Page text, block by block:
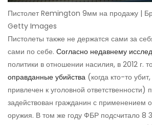
Пистолет Remington 9мм на продажу |
Getty Images
Пистолеты также не держатся сами за
сами по себе. Согласно недавнему
политики в отношении насилия, в 2012 г.
оправданные убийства (когда кто-то
привлечен к уголовной ответственности)
задействован гражданин с применением
оружия. В том же году ФБР подсчитало 8